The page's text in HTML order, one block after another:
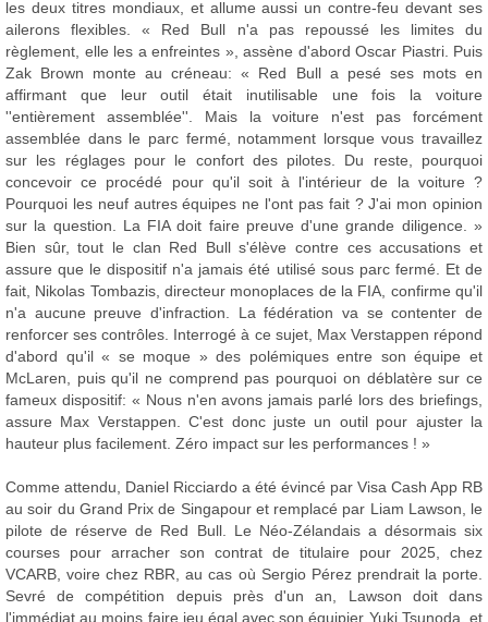
les deux titres mondiaux, et allume aussi un contre-feu devant ses
ailerons flexibles. « Red Bull n'a pas repoussé les limites du
règlement, elle les a enfreintes », assène d'abord Oscar Piastri. Puis
Zak Brown monte au créneau: « Red Bull a pesé ses mots en
affirmant que leur outil était inutilisable une fois la voiture
''entièrement assemblée''. Mais la voiture n'est pas forcément
assemblée dans le parc fermé, notamment lorsque vous travaillez
sur les réglages pour le confort des pilotes. Du reste, pourquoi
concevoir ce procédé pour qu'il soit à l'intérieur de la voiture ?
Pourquoi les neuf autres équipes ne l'ont pas fait ? J'ai mon opinion
sur la question. La FIA doit faire preuve d'une grande diligence. »
Bien sûr, tout le clan Red Bull s'élève contre ces accusations et
assure que le dispositif n'a jamais été utilisé sous parc fermé. Et de
fait, Nikolas Tombazis, directeur monoplaces de la FIA, confirme qu'il
n'a aucune preuve d'infraction. La fédération va se contenter de
renforcer ses contrôles. Interrogé à ce sujet, Max Verstappen répond
d'abord qu'il « se moque » des polémiques entre son équipe et
McLaren, puis qu'il ne comprend pas pourquoi on déblatère sur ce
fameux dispositif: « Nous n'en avons jamais parlé lors des briefings,
assure Max Verstappen. C'est donc juste un outil pour ajuster la
hauteur plus facilement. Zéro impact sur les performances ! »
Comme attendu, Daniel Ricciardo a été évincé par Visa Cash App RB
au soir du Grand Prix de Singapour et remplacé par Liam Lawson, le
pilote de réserve de Red Bull. Le Néo-Zélandais a désormais six
courses pour arracher son contrat de titulaire pour 2025, chez
VCARB, voire chez RBR, au cas où Sergio Pérez prendrait la porte.
Sevré de compétition depuis près d'un an, Lawson doit dans
l'immédiat au moins faire jeu égal avec son équipier Yuki Tsunoda, et